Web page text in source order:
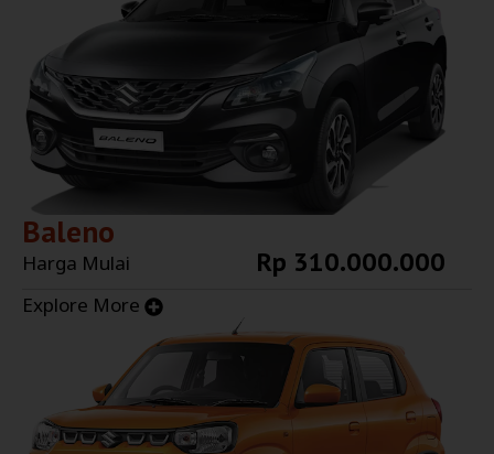
Baleno
Harga Mulai Rp 310.000.000
Explore More